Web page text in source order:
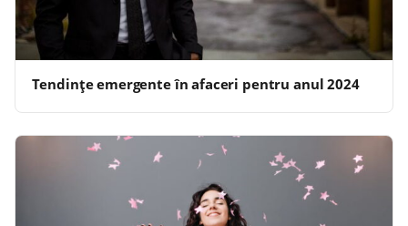
Tendințe emergente în afaceri pentru anul 2024